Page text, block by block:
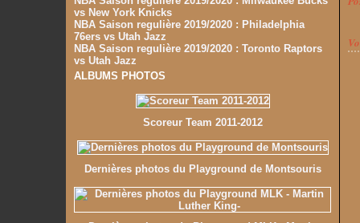
vs New York Knicks
NBA Saison regulière 2019/2020 : Philadelphia
76ers vs Utah Jazz
NBA Saison regulière 2019/2020 : Toronto Raptors
vs Utah Jazz
ALBUMS PHOTOS
Scoreur Team 2011-2012
Dernières photos du Playground de Montsouris